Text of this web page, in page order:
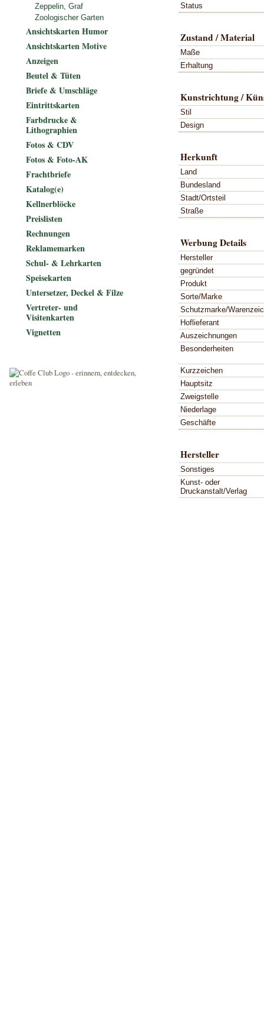
Status
Zustand / Material
Maße
Erhaltung
Kunstrichtung /
Stil
Design
Herkunft
Land
Bundesland
Stadt/Ortsteil
Straße
Werbung Details
Hersteller
gegründet
Produkt
Sorte/Marke
Schutzmarke/
Hoflieferant
Auszeichnungen
Besonderheiten
Kurzzeichen
Hauptsitz
Zweigstelle
Niederlage
Geschäfte
Hersteller
Sonstiges
Kunst- oder
Druckanstalt/Verlag
Zeppelin, Graf
Zoologischer Garten
Ansichtskarten Humor
Ansichtskarten Motive
Anzeigen
Beutel & Tüten
Briefe & Umschläge
Eintrittskarten
Farbdrucke &
Lithographien
Fotos & CDV
Fotos & Foto-AK
Frachtbriefe
Katalog(e)
Kellnerblöcke
Preislisten
Rechnungen
Reklamemarken
Schul- & Lehrkarten
Speisekarten
Untersetzer, Deckel & Filze
Vertreter- und
Visitenkarten
Vignetten